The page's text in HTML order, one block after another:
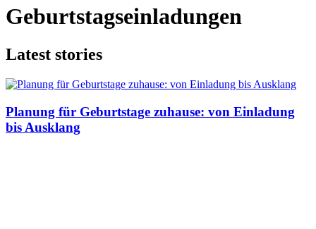
Geburtstagseinladungen
Latest stories
Planung für Geburtstage zuhause: von Einladung
bis Ausklang